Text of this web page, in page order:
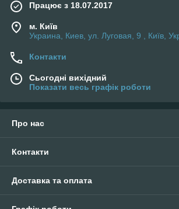
Працює з 18.07.2017
м. Київ
Украина, Киев, ул. Луговая, 9 , Київ,
Контакти
Сьогодні вихідний
Показати весь графік роботи
Про нас
Контакти
Доставка та оплата